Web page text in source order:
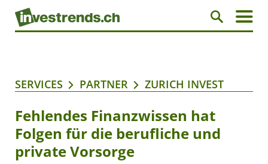
SERVICES PARTNER ZURICH INVEST
Fehlendes Finanzwissen hat
Folgen für die berufliche und
private Vorsorge